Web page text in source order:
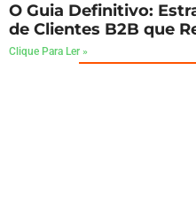
O Guia Definitivo:
de Clientes B2B que
Clique Para Ler »